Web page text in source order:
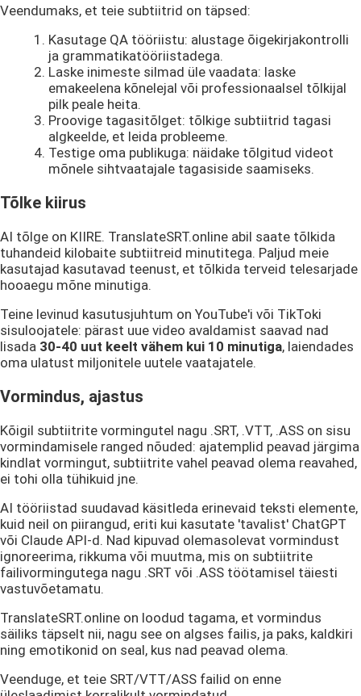
Veendumaks, et teie subtiitrid on täpsed:
Kasutage QA tööriistu: alustage õigekirjakontrolli
ja grammatikatööriistadega.
Laske inimeste silmad üle vaadata: laske
emakeelena kõnelejal või professionaalsel tõlkijal
pilk peale heita.
Proovige tagasitõlget: tõlkige subtiitrid tagasi
algkeelde, et leida probleeme.
Testige oma publikuga: näidake tõlgitud videot
mõnele sihtvaatajale tagasiside saamiseks.
Tõlke kiirus
AI tõlge on KIIRE. TranslateSRT.online abil saate tõlkida
tuhandeid kilobaite subtiitreid minutitega. Paljud meie
kasutajad kasutavad teenust, et tõlkida terveid telesarjade
hooaegu mõne minutiga.
Teine levinud kasutusjuhtum on YouTube'i või TikToki
sisuloojatele: pärast uue video avaldamist saavad nad
lisada 30-40 uut keelt vähem kui 10 minutiga, laiendades
oma ulatust miljonitele uutele vaatajatele.
Vormindus, ajastus
Kõigil subtiitrite vormingutel nagu .SRT, .VTT, .ASS on sisu
vormindamisele ranged nõuded: ajatemplid peavad järgima
kindlat vormingut, subtiitrite vahel peavad olema reavahed,
ei tohi olla tühikuid jne.
AI tööriistad suudavad käsitleda erinevaid teksti elemente,
kuid neil on piirangud, eriti kui kasutate 'tavalist' ChatGPT
või Claude API-d. Nad kipuvad olemasolevat vormindust
ignoreerima, rikkuma või muutma, mis on subtiitrite
failivormingutega nagu .SRT või .ASS töötamisel täiesti
vastuvõetamatu.
TranslateSRT.online on loodud tagama, et vormindus
säiliks täpselt nii, nagu see on algses failis, ja paks, kaldkiri
ning emotikonid on seal, kus nad peavad olema.
Veenduge, et teie SRT/VTT/ASS failid on enne